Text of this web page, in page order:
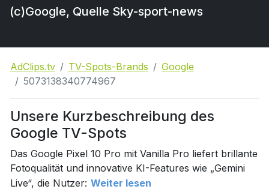
(c)Google, Quelle Sky-sport-news
AdClips.tv TV-Spots-Brands
Google
5073138340774967
Unsere Kurzbeschreibung des
Google TV-Spots
Das Google Pixel 10 Pro mit Vanilla Pro liefert brillante
Fotoqualität und innovative KI-Features wie „Gemini
Live“, die Nutzer: Weiter lesen